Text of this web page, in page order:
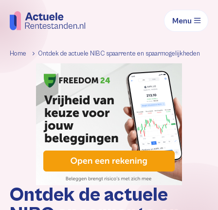
Menu
Home Ontdek de actuele NIBC spaarrente en spaarmogelijkheden
Ontdek de actuele